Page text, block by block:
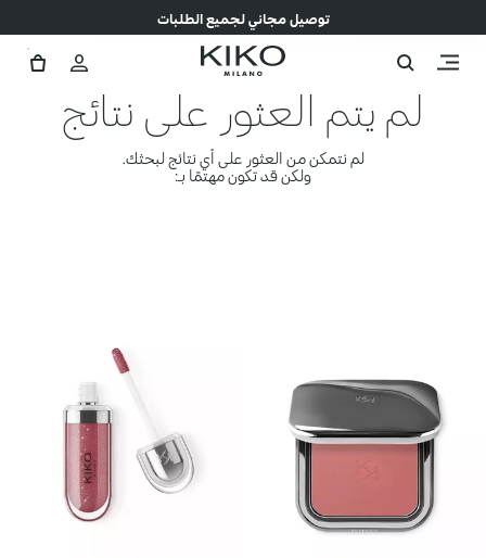
توصيل مجاني لجميع الطلبات
لم يتم العثور على نتائج
لم نتمكن من العثور على أي نتائج لبحثك.
ولكن قد تكون مهتمًا بـ: